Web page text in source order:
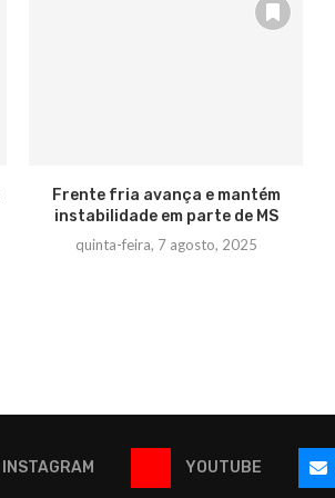
Frente fria avança e mantém
instabilidade em parte de MS
quinta-feira, 7 agosto, 2025
INSTAGRAM YOUTUBE